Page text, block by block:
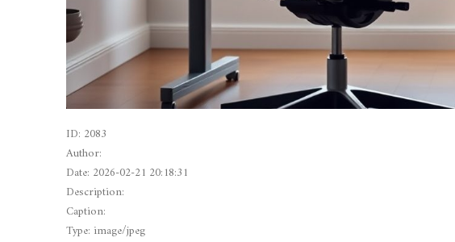
ID: 2083
Author:
Date: 2026-02-21 20:18:31
Description:
Caption:
Type: image/jpeg